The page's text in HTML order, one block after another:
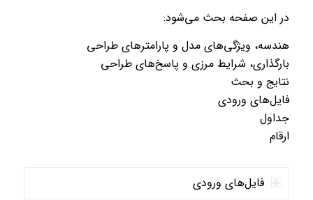
در این صفحه بحث می‌شود:
هندسه، ویژگی‌های مدل و پارامترهای طراحی
بارگذاری، شرایط مرزی و پاسخ‌های طراحی
نتایج و بحث
فایل‌های ورودی
جداول
ارقام
فایل‌های ورودی